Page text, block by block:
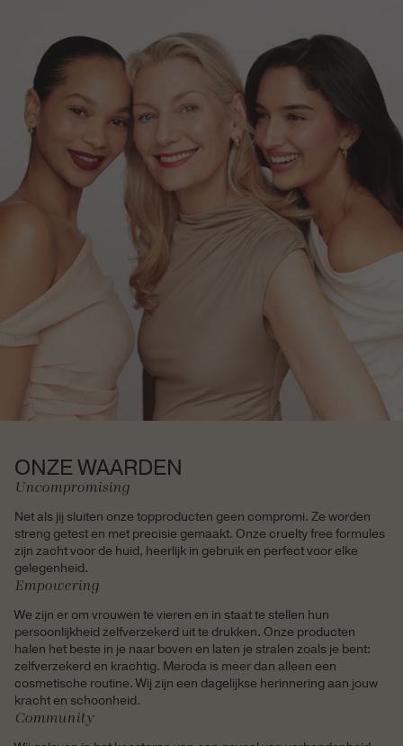
ONZE WAARDEN
Uncompromising
Net als jij sluiten onze topproducten geen compromi. Ze worden
streng getest en met precisie gemaakt. Onze cruelty free formules
zijn zacht voor de huid, heerlijk in gebruik en perfect voor elke
gelegenheid.
Empowering
We zijn er om vrouwen te vieren en in staat te stellen hun
persoonlijkheid zelfverzekerd uit te drukken. Onze producten
halen het beste in je naar boven en laten je stralen zoals je bent:
zelfverzekerd en krachtig. Meroda is meer dan alleen een
cosmetische routine. Wij zijn een dagelijkse herinnering aan jouw
kracht en schoonheid.
Community